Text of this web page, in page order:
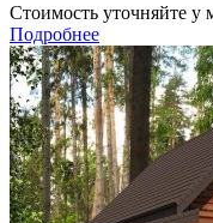
Стоимость уточняйте у
Подробнее